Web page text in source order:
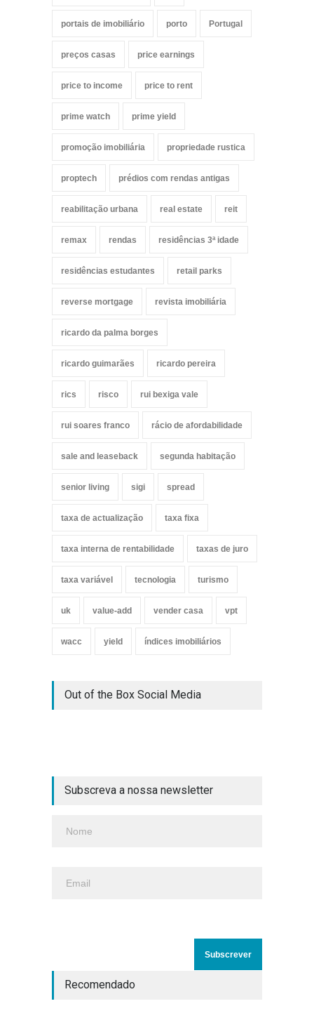
portais de imobiliário porto Portugal
preços casas price earnings
price to income price to rent
prime watch prime yield
promoção imobiliária propriedade rustica
proptech prédios com rendas antigas
reabilitação urbana real estate reit
remax rendas residências 3ª idade
residências estudantes retail parks
reverse mortgage revista imobiliária
ricardo da palma borges
ricardo guimarães ricardo pereira
rics risco rui bexiga vale
rui soares franco rácio de afordabilidade
sale and leaseback segunda habitação
senior living sigi spread
taxa de actualização taxa fixa
taxa interna de rentabilidade taxas de juro
taxa variável tecnologia turismo
uk value-add vender casa vpt
wacc yield índices imobiliários
Out of the Box Social Media
Subscreva a nossa newsletter
Recomendado